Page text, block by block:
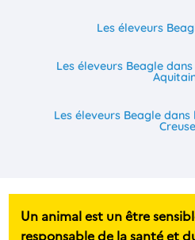
Les éleveurs
Les éleveurs Beagle
Les éleveurs Beagle
Creuse
Un animal est un être
responsable de la santé et